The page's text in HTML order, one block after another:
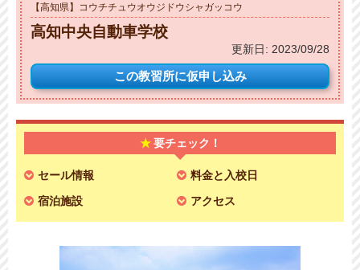
【高知県】コウチチュウオウジドウシャガッコウ
高知中央自動車学校
更新日: 2023/09/28
この教習所に仮申し込み
要チェック！
セール情報
料金と入校日
宿泊施設
アクセス